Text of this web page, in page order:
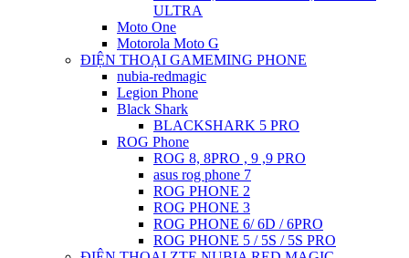
ULTRA
Moto One
Motorola Moto G
ĐIỆN THOẠI GAMEMING PHONE
nubia-redmagic
Legion Phone
Black Shark
BLACKSHARK 5 PRO
ROG Phone
ROG 8, 8PRO , 9 ,9 PRO
asus rog phone 7
ROG PHONE 2
ROG PHONE 3
ROG PHONE 6/ 6D / 6PRO
ROG PHONE 5 / 5S / 5S PRO